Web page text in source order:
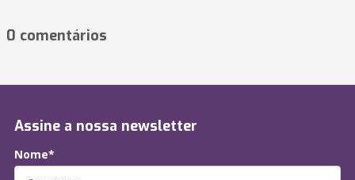
0 comentários
Assine a nossa newsletter
Nome*